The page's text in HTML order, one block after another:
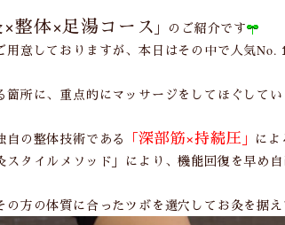
×整体×足湯コース 」のご紹介です
意しておりますが、本日はその中で人気No.
箇所に、重点的にマッサージをしてほぐして
自の整体技術である 「深部筋×持続圧 」 によ
タイルメソッド」により、機能回復を早め自
の方の体質に合ったツボを選穴してお灸を据